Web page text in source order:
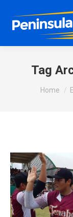
Tag
You are
Home